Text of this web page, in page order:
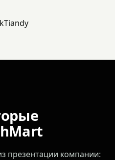
Tiandy
презентации компании: